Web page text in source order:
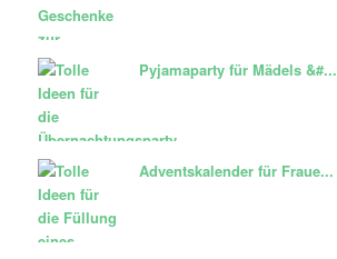
Pyjamaparty für Mädels &#...
Adventskalender für Fraue...